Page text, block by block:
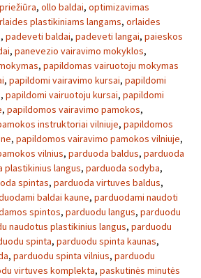
, ollo baldai, optimizavimas
plastikiniams langams, orlaides
, padeveti baldai, padeveti langai, paieskos
, panevezio vairavimo mokyklos,
, papildomas vairuotoju mokymas
, papildomi vairavimo kursai, papildomi
, papildomi vairuotoju kursai, papildomi
, papildomos vairavimo pamokos,
instruktoriai vilniuje, papildomos
, papildomos vairavimo pamokos vilniuje,
vilnius, parduoda baldus, parduoda
plastikinius langus, parduoda sodyba,
spintas, parduoda virtuves baldus,
baldai kaune, parduodami naudoti
spintos, parduodu langus, parduodu
naudotus plastikinius langus, parduodu
spinta, parduodu spinta kaunas,
, parduodu spinta vilnius, parduodu
virtuves komplekta, paskutinės minutės